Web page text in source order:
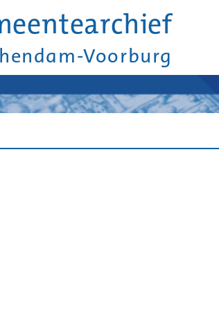
Voorburg